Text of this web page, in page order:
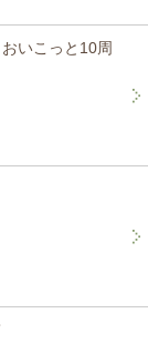
いこっと10周